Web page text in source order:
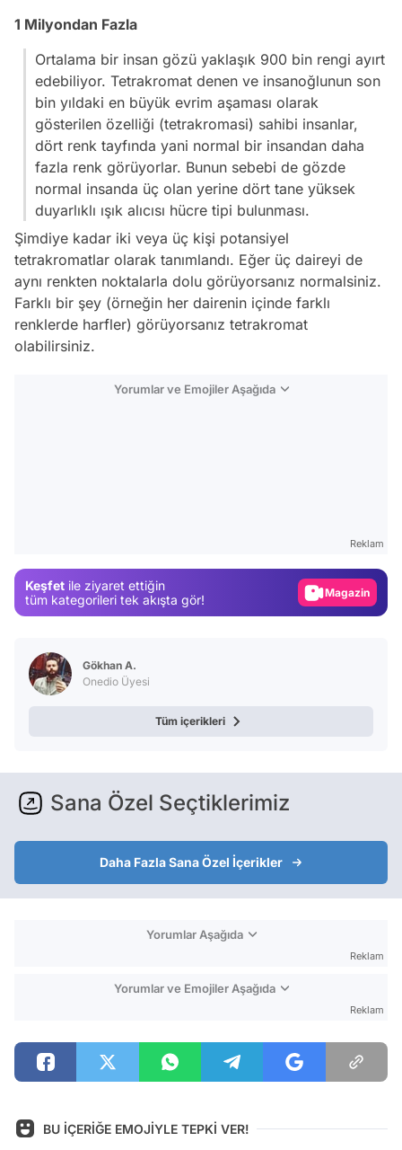
1 Milyondan Fazla
Ortalama bir insan gözü yaklaşık 900 bin rengi ayırt
edebiliyor. Tetrakromat denen ve insanoğlunun son
bin yıldaki en büyük evrim aşaması olarak
gösterilen özelliği (tetrakromasi) sahibi insanlar,
dört renk tayfında yani normal bir insandan daha
fazla renk görüyorlar. Bunun sebebi de gözde
normal insanda üç olan yerine dört tane yüksek
duyarlıklı ışık alıcısı hücre tipi bulunması.
Şimdiye kadar iki veya üç kişi potansiyel
tetrakromatlar olarak tanımlandı. Eğer üç daireyi de
aynı renkten noktalarla dolu görüyorsanız normalsiniz.
Farklı bir şey (örneğin her dairenin içinde farklı
renklerde harfler) görüyorsanız tetrakromat
olabilirsiniz.
Yorumlar ve Emojiler Aşağıda
Reklam
Keşfet ile ziyaret ettiğin
tüm kategorileri tek akışta gör!
Video
Gökhan A.
Onedio Üyesi
Tüm içerikleri
Sana Özel Seçtiklerimiz
Daha Fazla Sana Özel İçerikler
Yorumlar Aşağıda
Reklam
Yorumlar ve Emojiler Aşağıda
Reklam
BU İÇERİĞE EMOJİYLE TEPKİ VER!